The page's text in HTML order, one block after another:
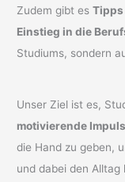
Zudem gibt esTipps
Einstieg in die
Studiums, sondern
Unser Ziel ist es,
motivierende
die Hand zu geben,
und dabei den